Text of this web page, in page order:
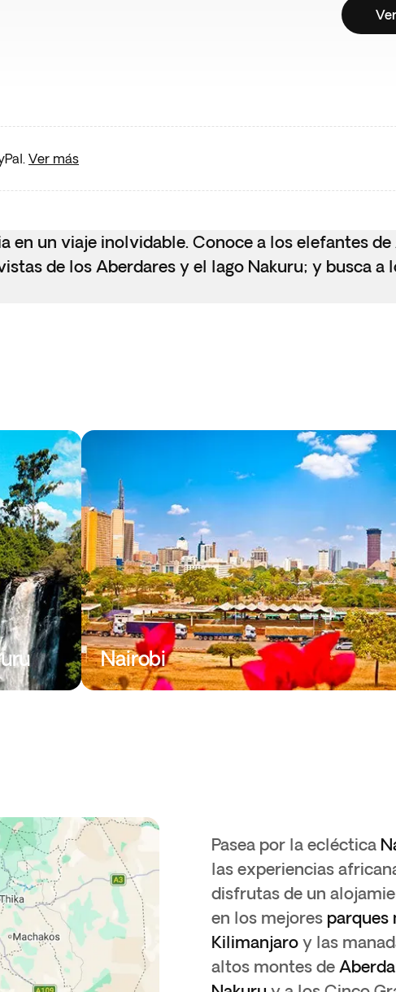
Ver más
en un viaje inolvidable. Conoce a los elefantes
de los Aberdares y el lago Nakuru; y busca a
Nairobi
Pasea por la ecléctica
las experiencias
disfrutas de un
en los mejores parques
Kilimanjaro y las
altos montes de